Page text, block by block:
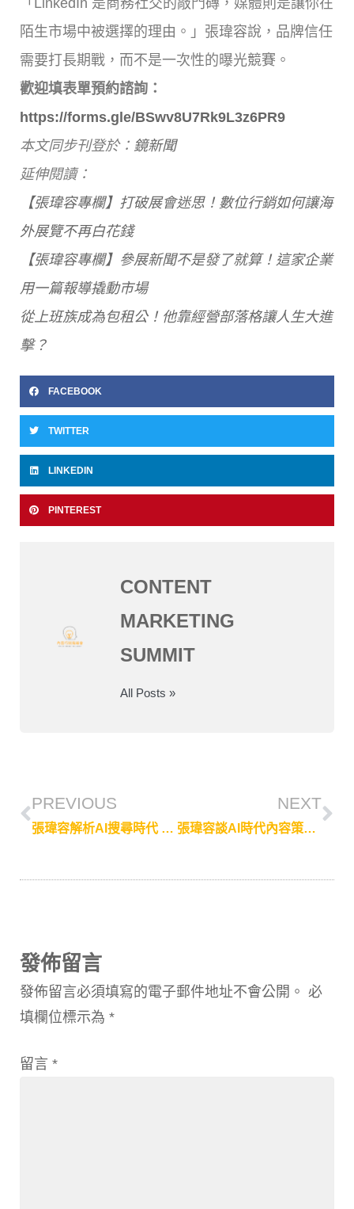
「LinkedIn 是商務社交的敲門磚，媒體則是讓你在
陌生市場中被選擇的理由。」張瑋容說，品牌信任
需要打長期戰，而不是一次性的曝光競賽。
歡迎填表單預約諮詢：
https://forms.gle/BSwv8U7Rk9L3z6PR9
本文同步刊登於： 鏡新聞
延伸閱讀：
【張瑋容專欄】打破展會迷思！數位行銷如何讓海
外展覽不再白花錢
【張瑋容專欄】參展新聞不是發了就算！這家企業
用一篇報導撬動市場
從上班族成為包租公！他靠經營部落格讓人生大進
擊？
FACEBOOK
TWITTER
LINKEDIN
PINTEREST
CONTENT
MARKETING
SUMMIT
All Posts »
PREVIOUS
張瑋容解析AI搜尋時代 為何一稿多發反而傷害品牌聲量
NEXT
張瑋容談AI時代內容策略：重質不重量，才能被演算法記住
發佈留言
發佈留言必須填寫的電子郵件地址不會公開。 必
填欄位標示為 *
留言 *